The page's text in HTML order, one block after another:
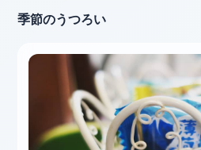
季節のうつろい